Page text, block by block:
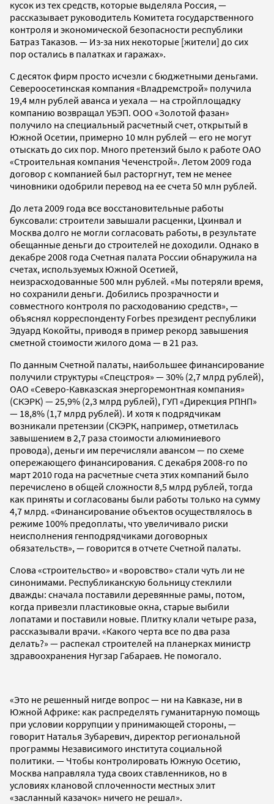
кусок из тех средств, которые выделяла Россия, —
рассказывает руководитель Комитета государственного
контроля и экономической безопасности республики
Батраз Таказов. — Из-за них некоторые [жители] до сих
пор остались в палатках и гаражах».
С десяток фирм просто исчезли с бюджетными деньгами.
Североосетинская компания «Владремстрой» получила
19,4 млн рублей аванса и уехала — на стройплощадку
компанию возвращал УБЭП. ООО «Золотой фазан»
получило на специальный расчетный счет, открытый в
Южной Осетии, примерно 10 млн рублей — его не могут
отыскать до сих пор. Много претензий было к работе ОАО
«Строительная компания Чеченстрой». Летом 2009 года
договор с компанией был расторгнут, тем не менее
чиновники одобрили перевод на ее счета 50 млн рублей.
До лета 2009 года все восстановительные работы
буксовали: строители завышали расценки, Цхинвал и
Москва долго не могли согласовать работы, в результате
обещанные деньги до строителей не доходили. Однако в
декабре 2008 года Счетная палата России обнаружила на
счетах, используемых Южной Осетией,
неизрасходованные 500 млн рублей. «Мы потеряли время,
но сохранили деньги. Добились прозрачности и
совместного контроля по расходованию средств», —
объяснял корреспонденту Forbes президент республики
Эдуард Кокойты, приводя в пример рекорд завышения
сметной стоимости жилого дома — в 21 раз.
По данным Счетной палаты, наибольшее финансирование
получили структуры «Спецстроя» — 30% (2,7 млрд рублей),
ОАО «Северо-Кавказская энергоремонтная компания»
(СКЭРК) — 25,9% (2,3 млрд рублей), ГУП «Дирекция РПНП»
— 18,8% (1,7 млрд рублей). И хотя к подрядчикам
возникали претензии (СКЭРК, например, отметилась
завышением в 2,7 раза стоимости алюминиевого
провода), деньги им перечисляли авансом — по схеме
опережающего финансирования. С декабря 2008-го по
март 2010 года на расчетные счета этих компаний было
перечислено в общей сложности 8,5 млрд рублей, тогда
как приняты и согласованы были работы только на сумму
4,7 млрд. «Финансирование объектов осуществлялось в
режиме 100% предоплаты, что увеличивало риски
неисполнения генподрядчиками договорных
обязательств», — говорится в отчете Счетной палаты.
Слова «строительство» и «воровство» стали чуть ли не
синонимами. Республиканскую больницу стеклили
дважды: сначала поставили деревянные рамы, потом,
когда привезли пластиковые окна, старые выбили
лопатами и поставили новые. Плитку клали четыре раза,
рассказывали врачи. «Какого черта все по два раза
делать?» — распекал строителей на планерках министр
здравоохранения Нугзар Габараев. Не помогало.
«Это не решенный нигде вопрос — ни на Кавказе, ни в
Южной Африке: как распределять гуманитарную помощь
при условии коррупции у принимающей стороны, —
говорит Наталья Зубаревич, директор региональной
программы Независимого института социальной
политики. — Чтобы контролировать Южную Осетию,
Москва направляла туда своих ставленников, но в
условиях клановой сплоченности местных элит
«засланный казачок» ничего не решал».